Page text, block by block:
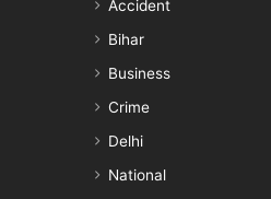
Accident
Bihar
Business
Crime
Delhi
National